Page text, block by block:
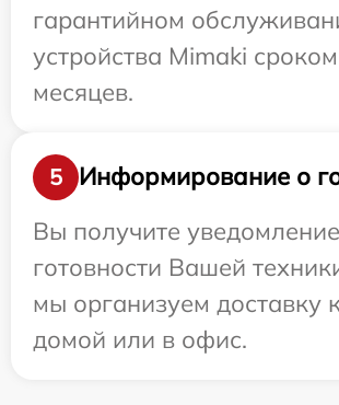
гарантийном
устройства Mimaki
месяцев.
5
Информирование о
Вы получите
готовности Вашей
мы организуем доставку
домой или в офис.